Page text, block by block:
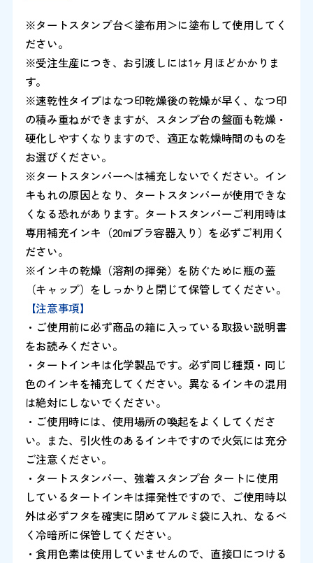
※タートスタンプ台＜塗布用＞に塗布して使用してく
ださい。
※受注生産につき、お引渡しには1ヶ月ほどかかりま
す。
※速乾性タイプはなつ印乾燥後の乾燥が早く、なつ印
の積み重ねができますが、スタンプ台の盤面も乾燥・
硬化しやすくなりますので、適正な乾燥時間のものを
お選びください。
※タートスタンパーへは補充しないでください。イン
キもれの原因となり、タートスタンパーが使用できな
くなる恐れがあります。タートスタンパーご利用時は
専用補充インキ（20mlプラ容器入り）を必ずご利用く
ださい。
※インキの乾燥（溶剤の揮発）を防ぐために瓶の蓋
（キャップ）をしっかりと閉じて保管してください。
【注意事項】
・ご使用前に必ず商品の箱に入っている取扱い説明書
をお読みください。
・タートインキは化学製品です。必ず同じ種類・同じ
色のインキを補充してください。異なるインキの混用
は絶対にしないでください。
・ご使用時には、使用場所の喚起をよくしてくださ
い。また、引火性のあるインキですので火気には充分
ご注意ください。
・タートスタンパー、強着スタンプ台 タートに使用
しているタートインキは揮発性ですので、ご使用時以
外は必ずフタを確実に閉めてアルミ袋に入れ、なるべ
く冷暗所に保管してください。
・食用色素は使用していませんので、直接口につける